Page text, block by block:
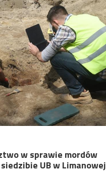
w sprawie mordów
UB w Limanowej